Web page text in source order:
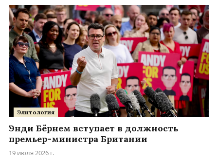
Элитология
Энди Бёрнем вступает в должность
премьер-министра Британии
19 июля 2026 г.